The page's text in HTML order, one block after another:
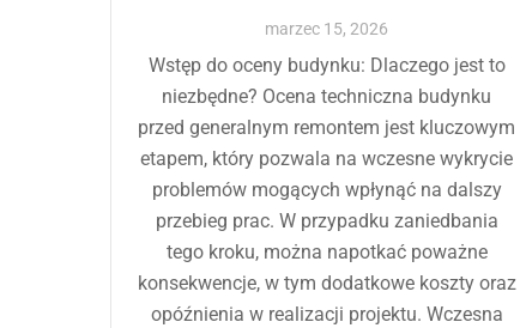
marzec 15,2026
Wstęp do oceny budynku: Dlaczego jest to
niezbędne? Ocena techniczna budynku
przed generalnym remontem jest kluczowym
etapem, który pozwala na wczesne wykrycie
problemów mogących wpłynąć na dalszy
przebieg prac. W przypadku zaniedbania
tego kroku, można napotkać poważne
konsekwencje, w tym dodatkowe koszty oraz
opóźnienia w realizacji projektu. Wczesna